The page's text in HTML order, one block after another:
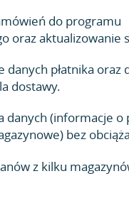
do programu
oraz aktualizowanie
danych płatnika oraz
dostawy.
danych (informacje o
bez
z kilku